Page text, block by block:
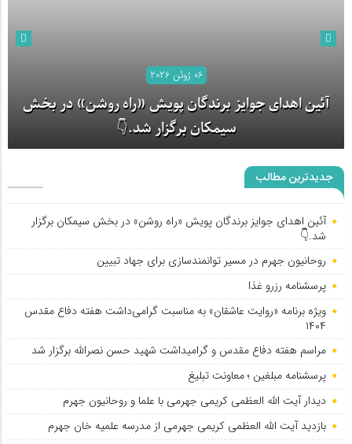
06 ژوئن 2026
آئین اهدای جوایز برندگان پویش «راه روشن» در بخش
سیمکان برگزار شد.👇
جدیدترین مطالب
آئین اهدای جوایز برندگان پویش «راه روشن» در بخش سیمکان برگزار
شد.👇
روحانیون جهرم در مسیر توانمندسازی برای جهاد تبیین
پرسشنامه رزرو غذا
ویژه برنامه «روایت عاشقان» به مناسبت گرامی‌داشت هفته دفاع مقدس
۱۴۰۴
مراسم هفته دفاع مقدس و گرامیداشت شهید حسن نصرالله برگزار شد
پرسشنامه مبلغین ؛ معاونت تبلیغ
دیدار آیت الله العظمی کریمی جهرمی با علما و روحانیون جهرم
بازدید آیت الله العظمی کریمی جهرمی از مدرسه علمیه خان جهرم